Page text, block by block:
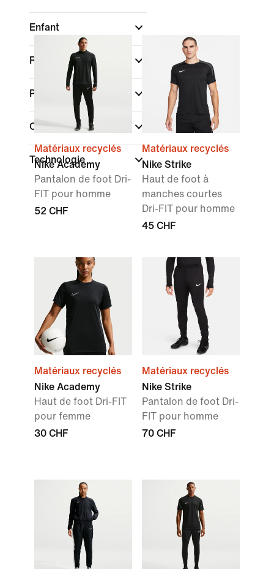
Enfant
Rechercher par prix
Promotions et offres
Caractéristiques
Technologie
Matériaux recyclés
Nike Academy
Pantalon de foot Dri-
FIT pour homme
52 CHF
Matériaux recyclés
Nike Strike
Haut de foot à
manches courtes
Dri-FIT pour homme
45 CHF
Matériaux recyclés
Nike Academy
Haut de foot Dri-FIT
pour femme
30 CHF
Matériaux recyclés
Nike Strike
Pantalon de foot Dri-
FIT pour homme
70 CHF